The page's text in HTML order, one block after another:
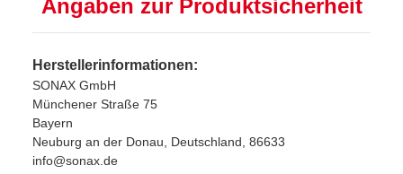
Angaben zur Produktsicherheit
Herstellerinformationen:
SONAX GmbH
Münchener Straße 75
Bayern
Neuburg an der Donau, Deutschland, 86633
info@sonax.de